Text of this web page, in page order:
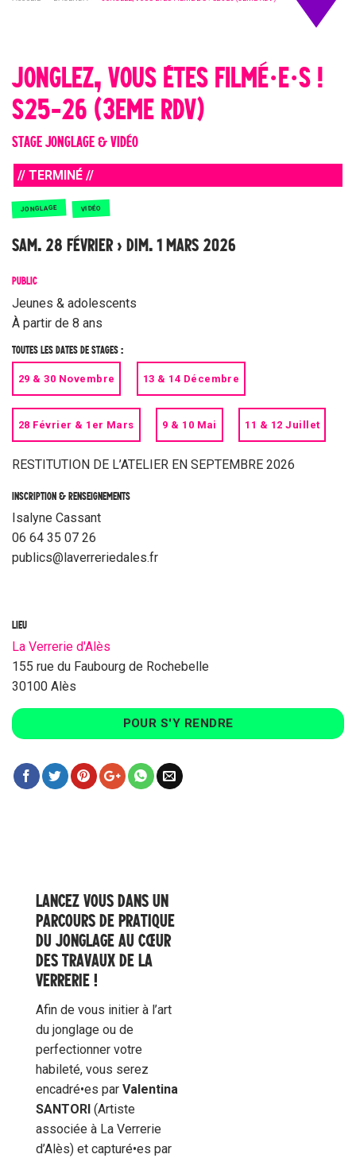
JONGLEZ, VOUS ÊTES FILMÉ·E·S !
S25-26 (3EME RDV)
STAGE JONGLAGE & VIDÉO
// TERMINÉ //
JONGLAGE VIDÉO
SAM. 28 FÉVRIER › DIM. 1 MARS 2026
PUBLIC
Jeunes & adolescents
À partir de 8 ans
TOUTES LES DATES DE STAGES :
29 & 30 Novembre 13 & 14 Décembre
28 Février & 1er Mars 9 & 10 Mai 11 & 12 Juillet
RESTITUTION DE L’ATELIER EN SEPTEMBRE 2026
INSCRIPTION & RENSEIGNEMENTS
Isalyne Cassant
06 64 35 07 26
publics@laverreriedales.fr
LIEU
La Verrerie d'Alès
155 rue du Faubourg de Rochebelle
30100 Alès
POUR S'Y RENDRE
LANCEZ VOUS DANS UN
PARCOURS DE PRATIQUE
DU JONGLAGE AU CŒUR
DES TRAVAUX DE LA
VERRERIE !
Afin de vous initier à l’art
du jonglage ou de
perfectionner votre
habileté, vous serez
encadré•es par Valentina
SANTORI (Artiste
associée à La Verrerie
d’Alès) et capturé•es par